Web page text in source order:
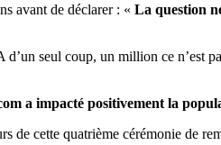
avant de déclarer : « La question
seul coup, un million ce n’est
a impacté positivement la
de cette quatrième cérémonie de